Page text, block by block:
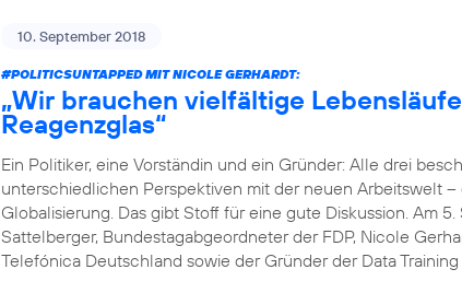
10. September 2018
#POLITICSUNTAPPEDMIT NICOLE GERHARDT:
„Wir brauchen vielfältige
Reagenzglas“
Ein Politiker, eine Vorständin und ein Gründer: Alle drei
unterschiedlichen Perspektiven mit der neuen Arbeitswelt
Globalisierung. Das gibt Stoff für eine gute Diskussion. Am
Sattelberger, Bundestagabgeordneter der FDP, Nicole
Telefónica Deutschland sowie der Gründer der Data